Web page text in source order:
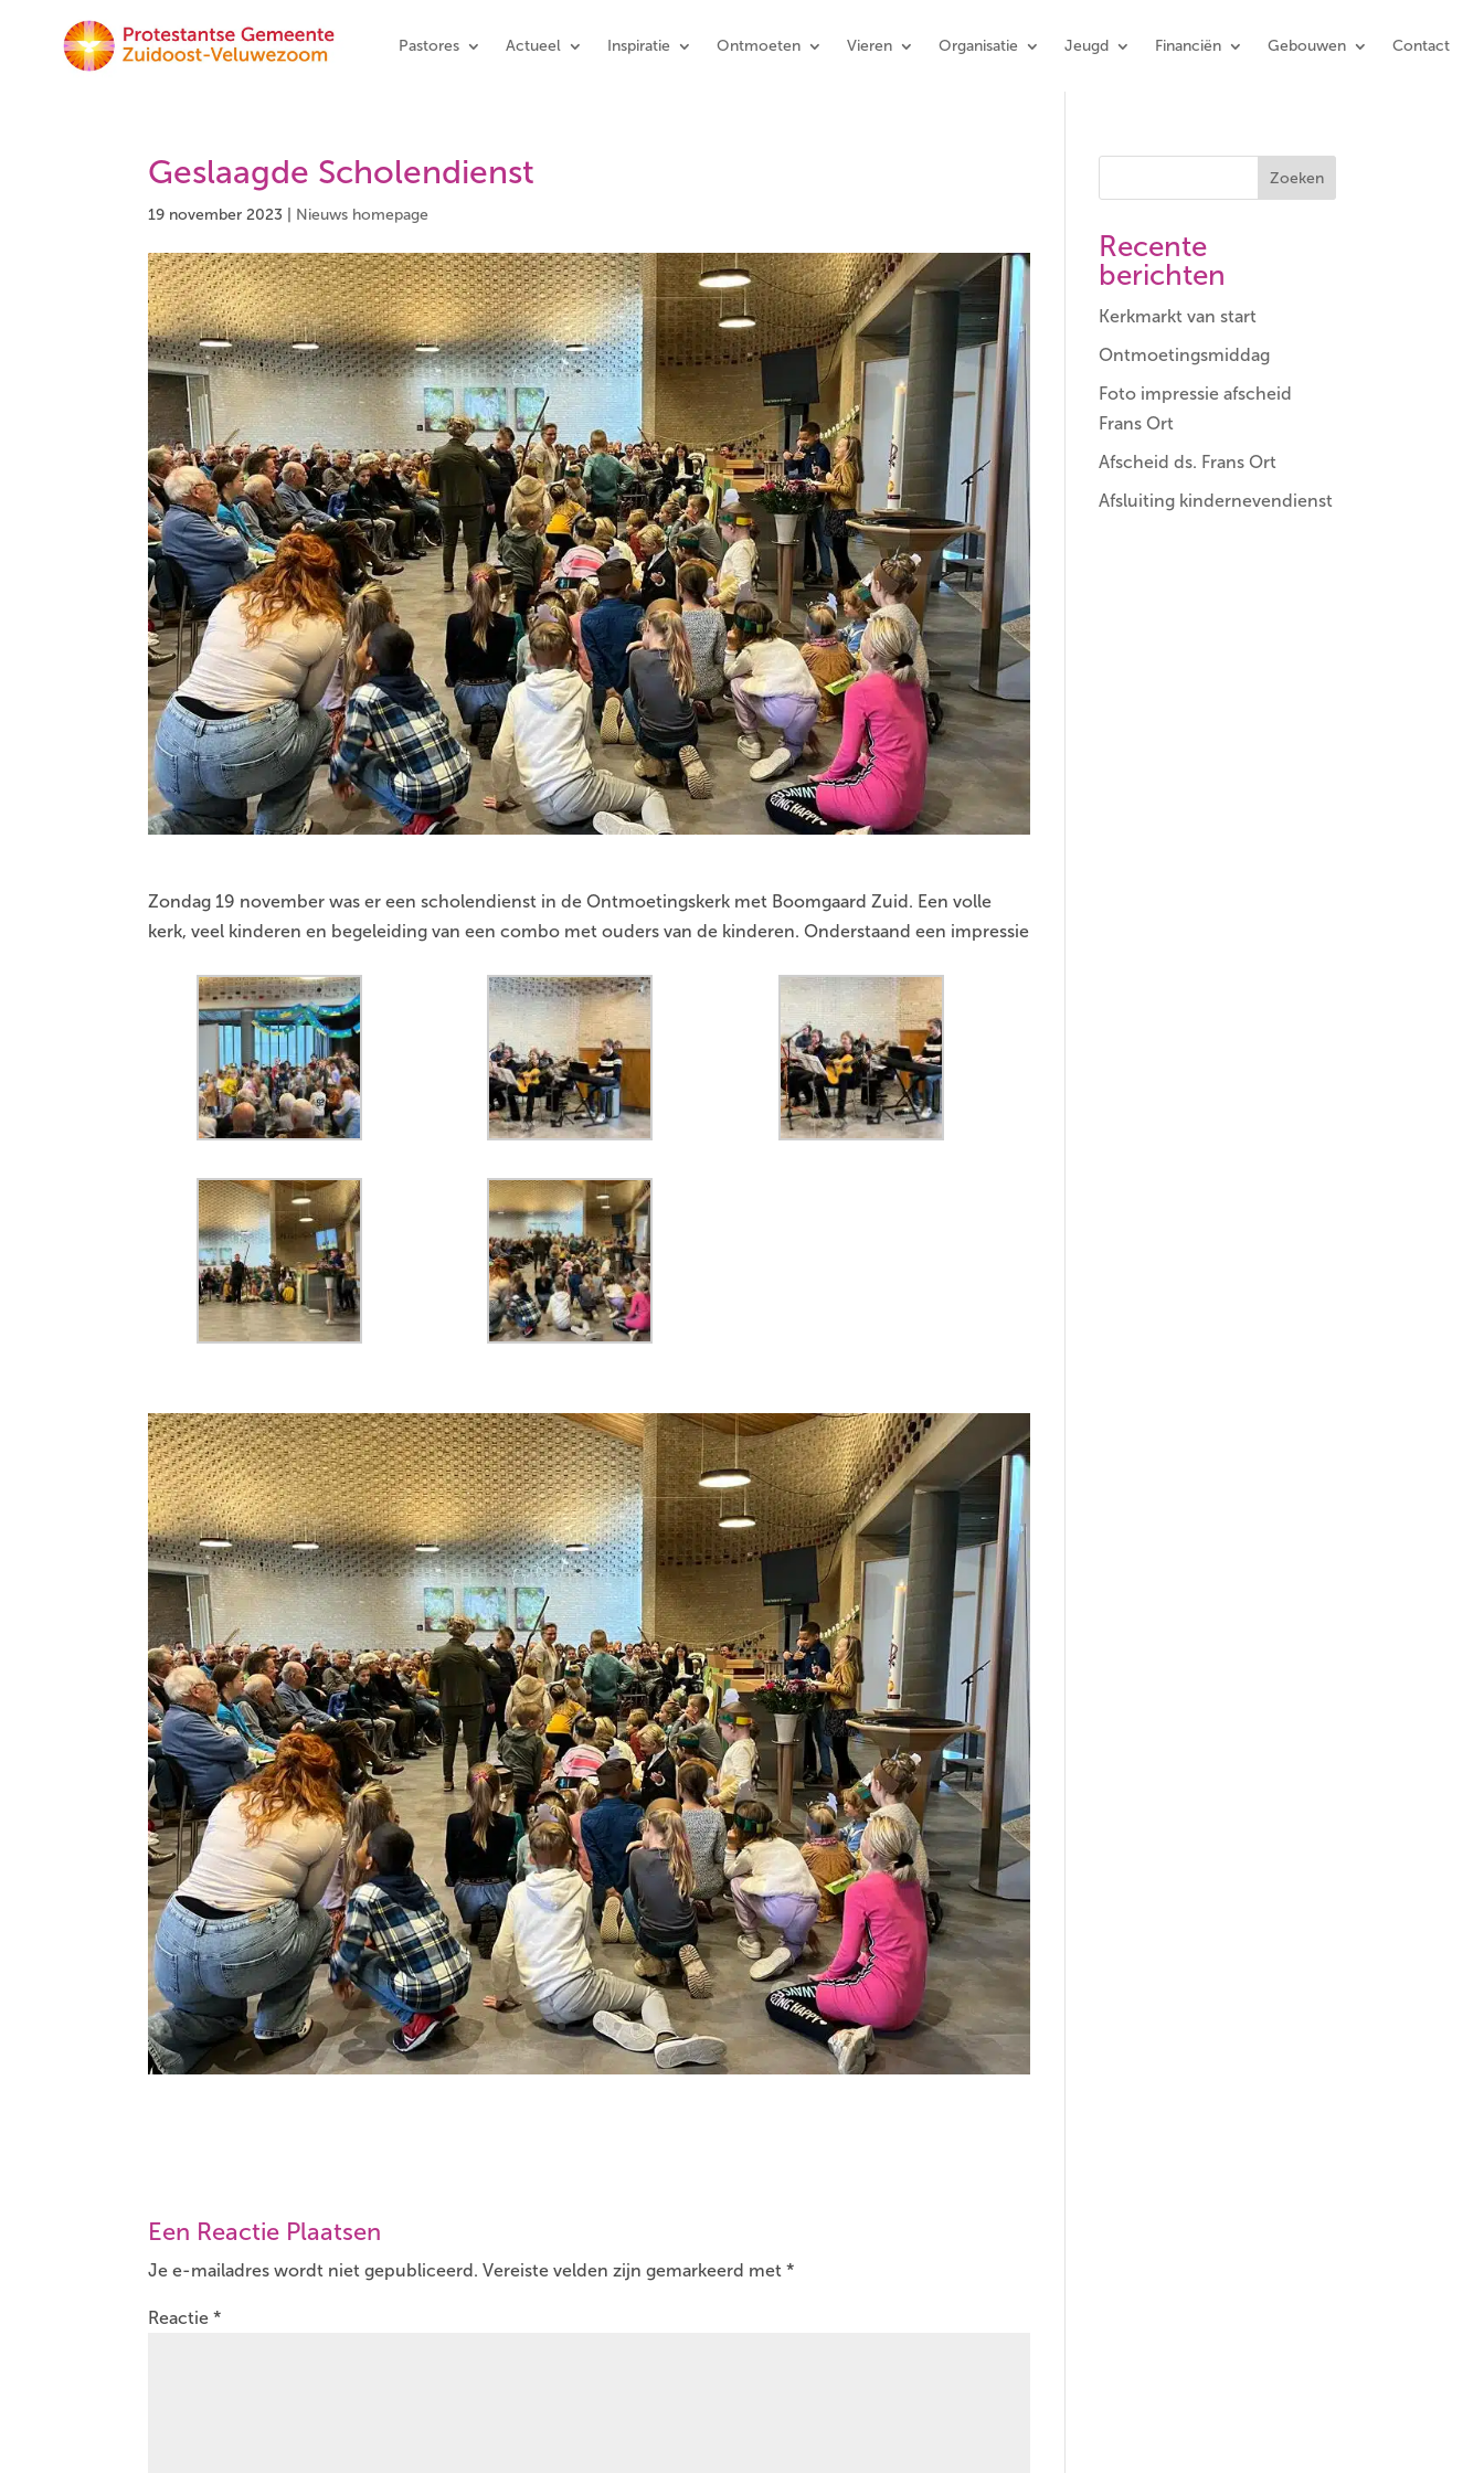
Pastores Actueel Inspiratie Ontmoeten Vieren Organisatie Jeugd Financiën Gebouwen Contact
Geslaagde Scholendienst
19 november 2023 Nieuws homepage
Zondag 19 november was er een scholendienst in de Ontmoetingskerk met Boomgaard Zuid. Een volle
kerk, veel kinderen en begeleiding van een combo met ouders van de kinderen. Onderstaand een impressie
Een Reactie Plaatsen
Je e-mailadres wordt niet gepubliceerd. Vereiste velden zijn gemarkeerd met*
Reactie*
Zoeken
Recente
berichten
Kerkmarkt van start
Ontmoetingsmiddag
Foto impressie afscheid
Frans Ort
Afscheid ds. Frans Ort
Afsluiting kindernevendienst